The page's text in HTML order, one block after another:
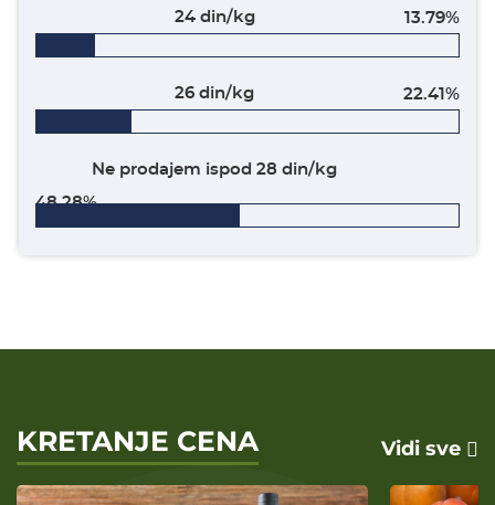
13.79%
24 din/kg
22.41%
26 din/kg
48.28%
Ne prodajem ispod 28 din/kg
KRETANJE CENA Vidi sve